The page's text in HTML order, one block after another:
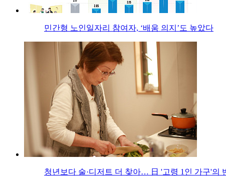
민간형 노인일자리 참여자, ‘배움 의지’도 높았다
청년보다 술·디저트 더 찾아… 日 '고령 1인 가구'의